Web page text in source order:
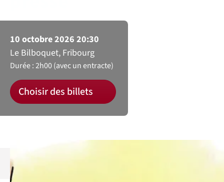
10 octobre 2026 20:30
Le Bilboquet, Fribourg
Durée : 2h00 (avec un entracte)
Choisir des billets
Découvrez la saison 26/27 du